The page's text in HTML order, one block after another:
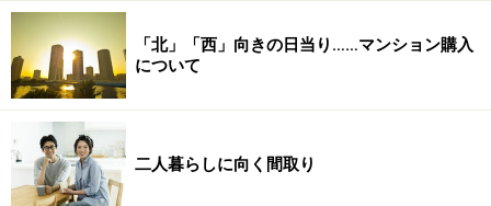
「北」「西」向きの日当り……マンション購入
について
二人暮らしに向く間取り